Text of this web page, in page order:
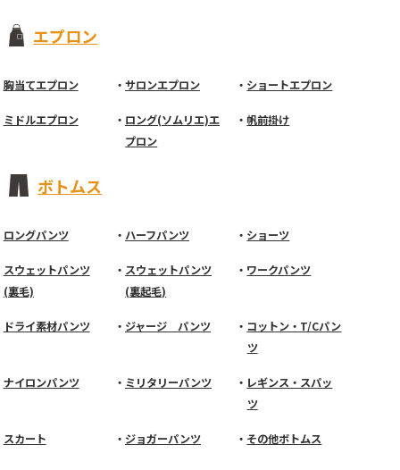
エプロン
胸当てエプロン サロンエプロン ショートエプロン
ミドルエプロン
ロング(ソムリエ)エ
プロン
帆前掛け
ボトムス
ロングパンツ ハーフパンツ ショーツ
スウェットパンツ
(裏毛)
スウェットパンツ
(裏起毛)
ワークパンツ
ドライ素材パンツ ジャージ パンツ
コットン・T/Cパン
ツ
ナイロンパンツ ミリタリーパンツ
レギンス・スパッ
ツ
スカート ジョガーパンツ その他ボトムス